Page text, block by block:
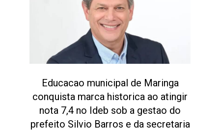
Educacao municipal de Maringa
conquista marca historica ao atingir
nota 7,4 no Ideb sob a gestao do
prefeito Silvio Barros e da secretaria